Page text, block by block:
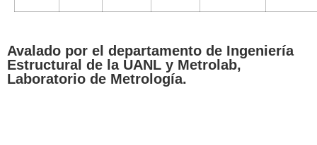
Avalado por el departamento de Ingeniería
Estructural de la UANL y Metrolab,
Laboratorio de Metrología.